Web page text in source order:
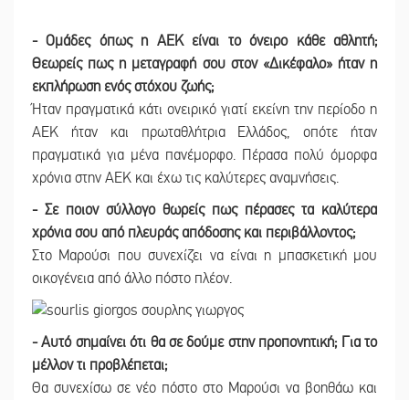
- Ομάδες όπως η ΑΕΚ είναι το όνειρο κάθε αθλητή;
Θεωρείς πως η μεταγραφή σου στον «Δικέφαλο» ήταν η
εκπλήρωση ενός στόχου ζωής;
Ήταν πραγματικά κάτι ονειρικό γιατί εκείνη την περίοδο η
ΑΕΚ ήταν και πρωταθλήτρια Ελλάδος, οπότε ήταν
πραγματικά για μένα πανέμορφο. Πέρασα πολύ όμορφα
χρόνια στην ΑΕΚ και έχω τις καλύτερες αναμνήσεις.
- Σε ποιον σύλλογο θωρείς πως πέρασες τα καλύτερα
χρόνια σου από πλευράς απόδοσης και περιβάλλοντος;
Στο Μαρούσι που συνεχίζει να είναι η μπασκετική μου
οικογένεια από άλλο πόστο πλέον.
- Αυτό σημαίνει ότι θα σε δούμε στην προπονητική; Για το
μέλλον τι προβλέπεται;
Θα συνεχίσω σε νέο πόστο στο Μαρούσι να βοηθάω και